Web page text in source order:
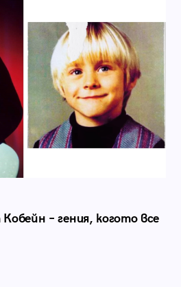
– гения, когото все